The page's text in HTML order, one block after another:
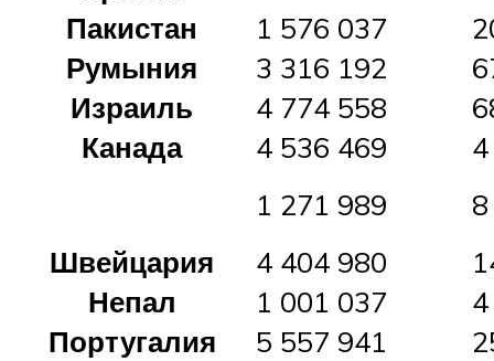
Пакистан
1 576 037
Румыния
3 316 192
Израиль
4 774 558
Канада
4 536 469
1 271 989
8
Швейцария
4 404 980
Непал
1 001 037
4
Португалия
5 557 941